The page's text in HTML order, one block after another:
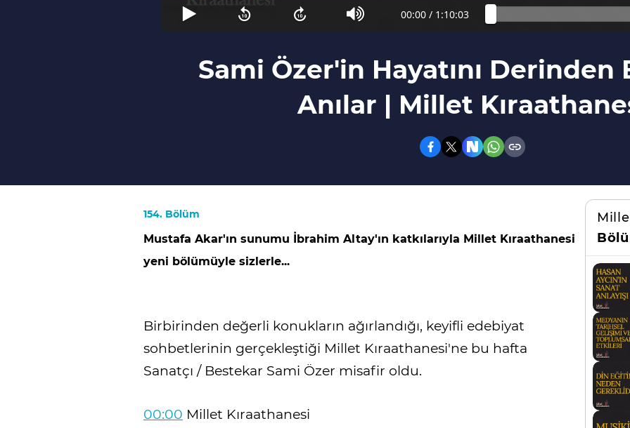
00:00 / 1:10:03
Sami Özer'in Hayatını Derinden
Anılar | Millet
154. Bölüm
Mustafa Akar'ın sunumu İbrahim Altay'ın katkılarıyla Millet Kıraathanesi
yeni bölümüyle sizlerle...
Birbirinden değerli konukların ağırlandığı, keyifli edebiyat
sohbetlerinin gerçekleştiği Millet Kıraathanesi'ne bu hafta
Sanatçı / Bestekar Sami Özer misafir oldu.
00:00 Millet Kıraathanesi